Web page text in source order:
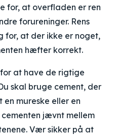
for, at overfladen er ren
forureninger. Rens
for, at der ikke er noget,
hæfter korrekt.
at have de rigtige
skal bruge cement, der
mureske eller en
jævnt mellem
Vær sikker på at